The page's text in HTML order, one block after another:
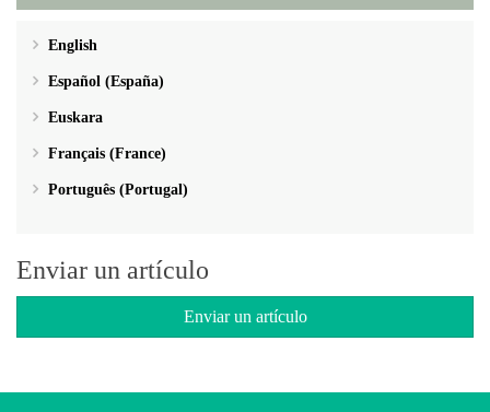
English
Español (España)
Euskara
Français (France)
Português (Portugal)
Enviar un artículo
Enviar un artículo